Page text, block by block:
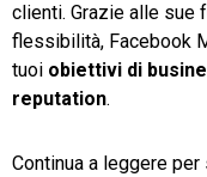
clienti. Grazie alle sue
flessibilità, Facebook
tuoi obiettivi di
reputation.
Continua a leggere